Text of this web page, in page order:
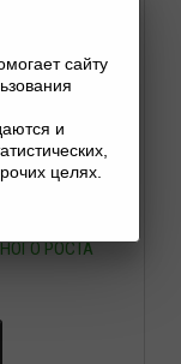
ДЛЯ
РОСТА
сайту
и
целях.